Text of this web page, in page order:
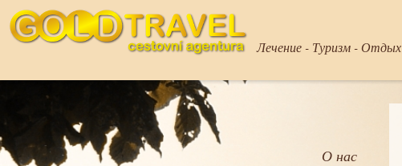
Лечение - Туризм - Отдых
О нас